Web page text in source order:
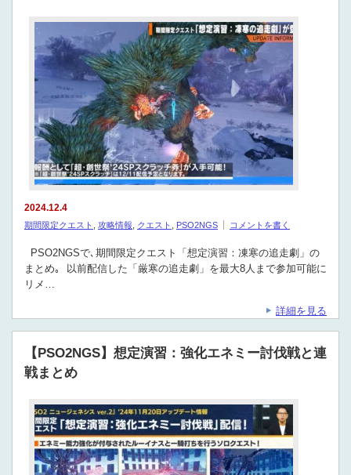
2024.12.4
期間限定クエスト 攻略情報 クエスト PSO2NGS コメントを書く
PSO2NGSで､期間限定クエスト「想定演習：凍寒の追走劇」の
まとめ｡ 以前配信した「厳寒の追走劇」を最大8人まで参加可能に
リメ…
詳細を見る
【PSO2NGS】想定演習：強化エネミー討伐戦と連
戦まとめ